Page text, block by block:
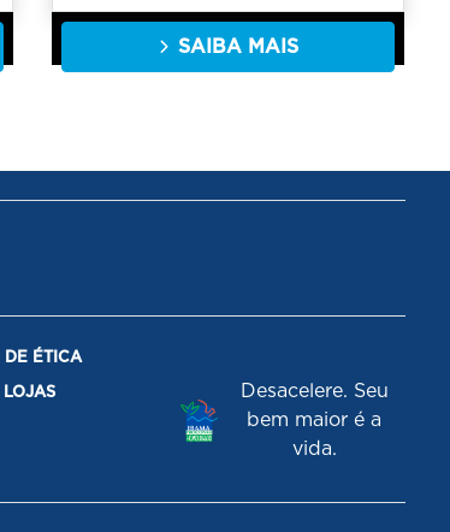
SAIBA MAIS
DE ÉTICA
LOJAS
Desacelere. Seu
bem maior é a
vida.